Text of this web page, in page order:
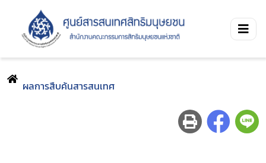
ผลการสืบค้นสารสนเทศ